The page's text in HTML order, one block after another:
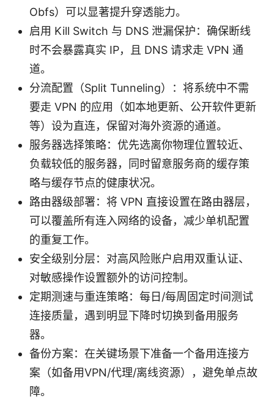
Obfs）可以显著提升穿透能力。
启用 Kill Switch 与 DNS 泄漏保护：确保断线
时不会暴露真实 IP，且 DNS 请求走 VPN 通
道。
分流配置（Split Tunneling）：将系统中不需
要走 VPN 的应用（如本地更新、公开软件更新
等）设为直连，保留对海外资源的通道。
服务器选择策略：优先选离你物理位置较近、
负载较低的服务器，同时留意服务商的缓存策
略与缓存节点的健康状况。
路由器级部署：将 VPN 直接设置在路由器层，
可以覆盖所有连入网络的设备，减少单机配置
的重复工作。
安全级别分层：对高风险账户启用双重认证、
对敏感操作设置额外的访问控制。
定期测速与重连策略：每日/每周固定时间测试
连接质量，遇到明显下降时切换到备用服务
器。
备份方案：在关键场景下准备一个备用连接方
案（如备用VPN/代理/离线资源），避免单点故
障。